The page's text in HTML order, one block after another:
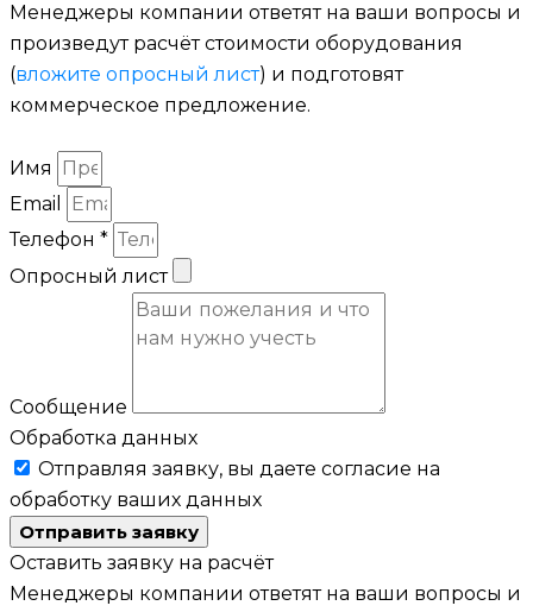
Менеджеры компании ответят на ваши вопросы и
произведут расчёт стоимости оборудования
(вложите опросный лист) и подготовят
коммерческое предложение.
Имя
Email
Телефон *
Опросный лист
Сообщение
Обработка данных
Отправляя заявку, вы даете согласие на
обработку ваших данных
Отправить заявку
Оставить заявку на расчёт
Менеджеры компании ответят на ваши вопросы и